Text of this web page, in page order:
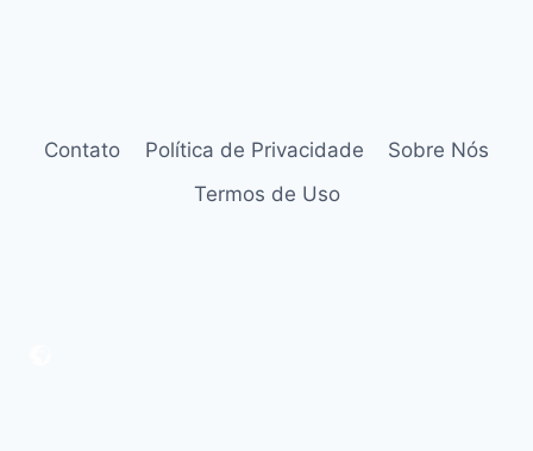
Contato Política de Privacidade
Sobre Nós
Termos de Uso